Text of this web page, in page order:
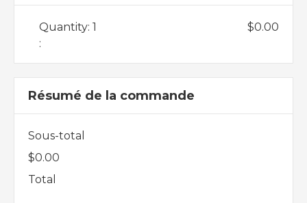
1
:
$0.00
Résumé de la commande
Sous-total
$0.00
Total